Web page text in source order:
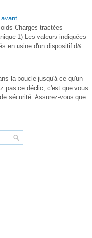
avant
Charges tractées
1) Les valeurs indiquées
en usine d'un dispositif d&
la boucle jusqu'à ce qu'un
pas ce déclic, c'est que vous
sécurité. Assurez-vous que